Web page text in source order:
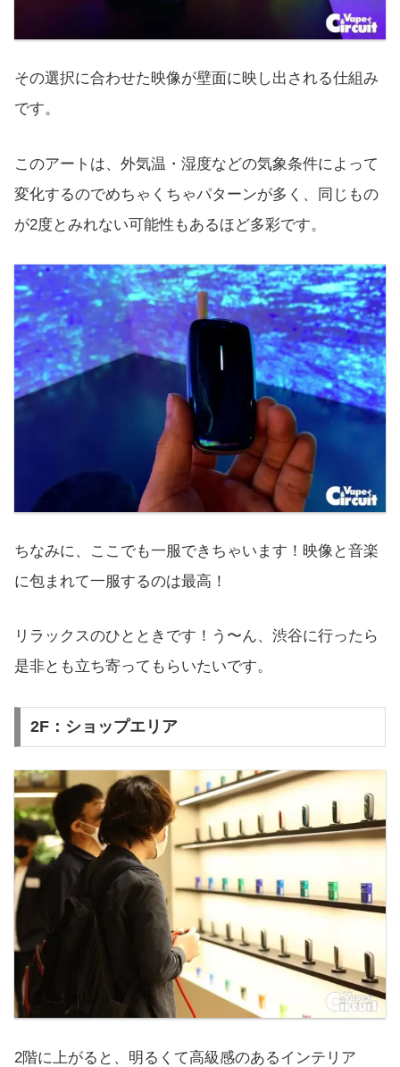
その選択に合わせた映像が壁面に映し出される仕組み
です。
このアートは、外気温・湿度などの気象条件によって
変化するのでめちゃくちゃパターンが多く、同じもの
が2度とみれない可能性もあるほど多彩です。
ちなみに、ここでも一服できちゃいます！映像と音楽
に包まれて一服するのは最高！
リラックスのひとときです！う〜ん、渋谷に行ったら
是非とも立ち寄ってもらいたいです。
2F：ショップエリア
2階に上がると、明るくて高級感のあるインテリア